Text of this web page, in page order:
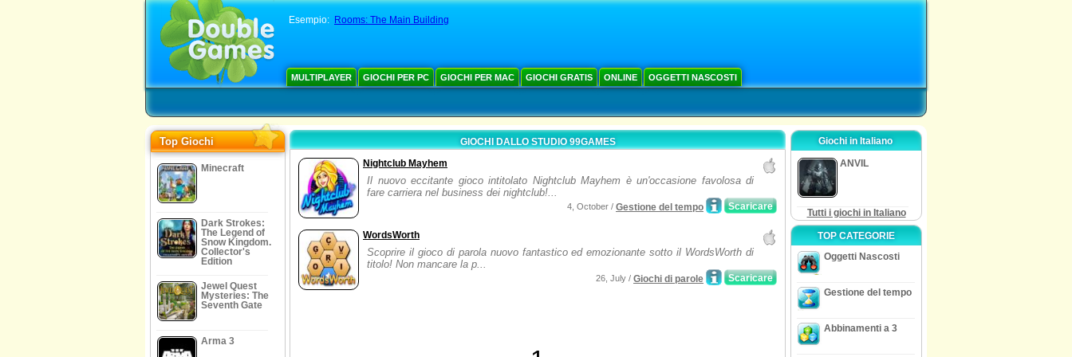
Esempio: Rooms: The Main Building
MULTIPLAYER GIOCHI PER PC GIOCHI PER MAC GIOCHI GRATIS ONLINE OGGETTI NASCOSTI
Top Giochi
Minecraft
Dark Strokes:
The Legend of
Snow Kingdom.
Collector's
Edition
Jewel Quest
Mysteries: The
Seventh Gate
Arma 3
GIOCHI DALLO STUDIO 99GAMES
Nightclub Mayhem
Il nuovo eccitante gioco intitolato Nightclub Mayhem è un'occasione favolosa di
fare carriera nel business dei nightclub!...
Scaricare
4, October / Gestione del tempo
WordsWorth
Scoprire il gioco di parola nuovo fantastico ed emozionante sotto il WordsWorth di
titolo! Non mancare la p...
Scaricare
26, July / Giochi di parole
Giochi in Italiano
ANVIL
Tutti i giochi in Italiano
TOP CATEGORIE
Oggetti Nascosti
Gestione del tempo
Abbinamenti a 3